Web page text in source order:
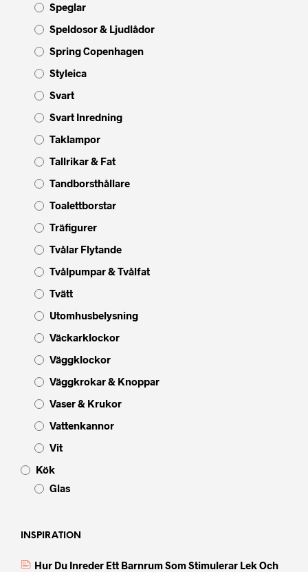
Speglar
Speldosor & Ljudlådor
Spring Copenhagen
Styleica
Svart
Svart Inredning
Taklampor
Tallrikar & Fat
Tandborsthållare
Toalettborstar
Träfigurer
Tvålar Flytande
Tvålpumpar & Tvålfat
Tvätt
Utomhusbelysning
Väckarklockor
Väggklockor
Väggkrokar & Knoppar
Vaser & Krukor
Vattenkannor
Vit
Kök
Glas
INSPIRATION
Hur Du Inreder Ett Barnrum Som Stimulerar Lek Och